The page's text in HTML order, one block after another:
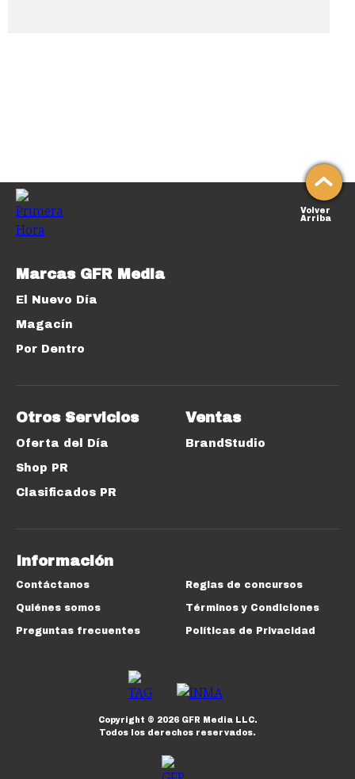
Volver
Arriba
Marcas GFR Media
El Nuevo Día
Magacín
Por Dentro
Otros Servicios
Oferta del Día
Shop PR
Clasificados PR
Ventas
BrandStudio
Información
Contáctanos
Quiénes somos
Preguntas frecuentes
Reglas de concursos
Términos y Condiciones
Políticas de Privacidad
Copyright © 2026GFR Media LLC.
Todos los derechos reservados.